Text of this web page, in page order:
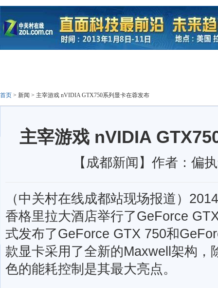
首页 > 新闻 > 主宰游戏 nVIDIA GTX750系列显卡在蓉发布
主宰游戏 nVIDIA
【成都新闻】作者：偏
（中关村在线成都站现场报道）
香格里拉大酒店举行了GeForce
式发布了GeForce GTX 750和
款显卡采用了全新的Maxwell架构，
色的能耗控制是其最大亮点。